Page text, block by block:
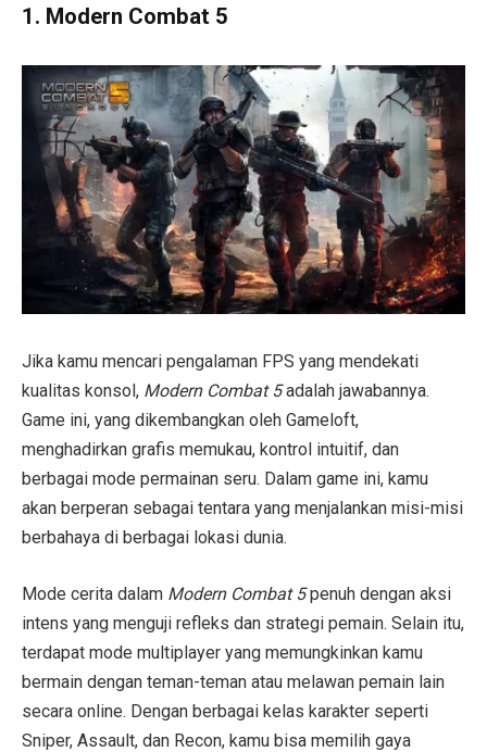
1. Modern Combat 5
Jika kamu mencari pengalaman FPS yang mendekati
kualitas konsol, Modern Combat 5adalah jawabannya.
Game ini, yang dikembangkan oleh Gameloft,
menghadirkan grafis memukau, kontrol intuitif, dan
berbagai mode permainan seru. Dalam game ini, kamu
akan berperan sebagai tentara yang menjalankan misi-misi
berbahaya di berbagai lokasi dunia.
Mode cerita dalam Modern Combat 5penuh dengan aksi
intens yang menguji refleks dan strategi pemain. Selain itu,
terdapat mode multiplayer yang memungkinkan kamu
bermain dengan teman-teman atau melawan pemain lain
secara online. Dengan berbagai kelas karakter seperti
Sniper, Assault, dan Recon, kamu bisa memilih gaya